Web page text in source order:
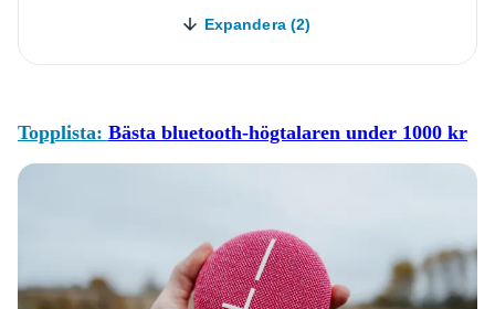
Expandera (2)
Topplista: Bästa bluetooth-högtalaren under 1000 kr